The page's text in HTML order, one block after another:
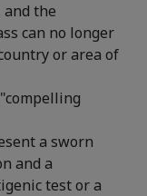
and the
can no longer
or area of
a sworn
and a
test or a